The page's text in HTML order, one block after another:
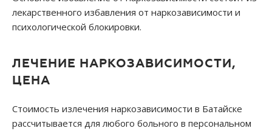
лекарственного избавления от наркозависимости и
психологической блокировки.
ЛЕЧЕНИЕ НАРКОЗАВИСИМОСТИ,
ЦЕНА
Стоимость излечения наркозависимости в Батайске
рассчитывается для любого больного в персональном